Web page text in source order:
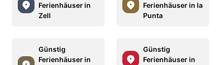
Ferienhäuser in
Zell
Ferienhäuser in la
Punta
Günstig
Ferienhäuser in
Günstig
Ferienhäuser in